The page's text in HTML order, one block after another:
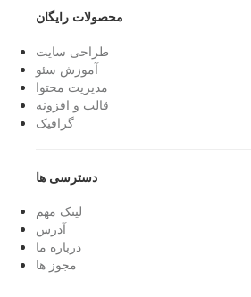
محصولات رایگان
طراحی سایت
آموزش سئو
مدیریت محتوا
قالب و افزونه
گرافیک
دسترسی ها
لینک مهم
آدرس
درباره ما
مجوز ها